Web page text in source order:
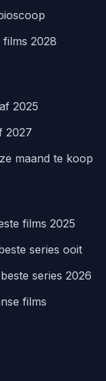
films 2028
2025
2027
maand te koop
films 2025
series ooit
series 2026
films